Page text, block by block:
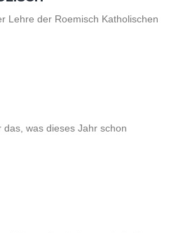
Lehre der Roemisch Katholischen
das, was dieses Jahr schon